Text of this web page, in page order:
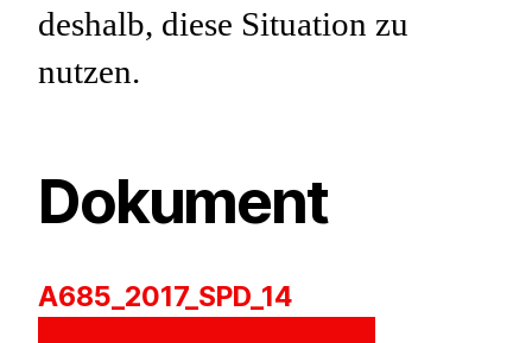
deshalb, diese Situation zu
nutzen.
Dokument
A685_2017_SPD_14